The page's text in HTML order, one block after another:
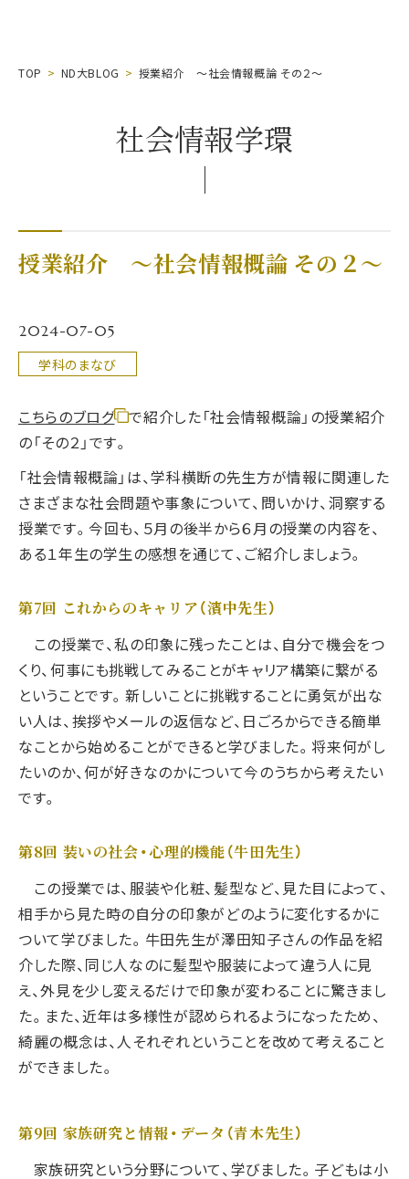
TOP ND大BLOG 授業紹介 〜社会情報概論 その２〜
社会情報学環
授業紹介 〜社会情報概論 その２〜
2024-07-05
学科のまなび
こちらのブログ
で紹介した「社会情報概論」の授業紹介
の「その２」です。
「社会情報概論」は、学科横断の先生方が情報に関連した
さまざまな社会問題や事象について、問いかけ、洞察する
授業です。今回も、５月の後半から６月の授業の内容を、
ある１年生の学生の感想を通じて、ご紹介しましょう。
第7回 これからのキャリア（濱中先生）
この授業で、私の印象に残ったことは、自分で機会をつ
くり、何事にも挑戦してみることがキャリア構築に繋がる
ということです。新しいことに挑戦することに勇気が出な
い人は、挨拶やメールの返信など、日ごろからできる簡単
なことから始めることができると学びました。将来何がし
たいのか、何が好きなのかについて今のうちから考えたい
です。
第8回 装いの社会・心理的機能（牛田先生）
この授業では、服装や化粧、髪型など、見た目によって、
相手から見た時の自分の印象がどのように変化するかに
ついて学びました。牛田先生が澤田知子さんの作品を紹
介した際、同じ人なのに髪型や服装によって違う人に見
え、外見を少し変えるだけで印象が変わることに驚きまし
た。また、近年は多様性が認められるようになったため、
綺麗の概念は、人それぞれということを改めて考えること
ができました。
第9回 家族研究と情報・データ（青木先生）
家族研究という分野について、学びました。子どもは小